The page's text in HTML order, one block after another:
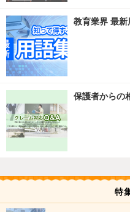
教育業界 最新
保護者からの
特